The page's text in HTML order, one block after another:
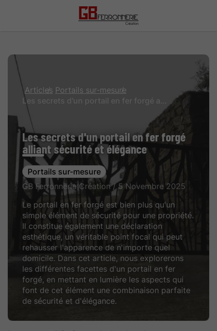
Articles Portails sur-mesure
Les secrets d'un portail en fer forgé alliant sécurité et élégance
Les secrets d'un portail en fer forgé
alliant sécurité et élégance
Portails sur-mesure
GB Ferronnerie Création / 5 Novembre 2025
Le portail en fer forgé est bien plus qu'un
simple élément de sécurité pour une propriété.
Il constitue également une déclaration
esthétique, un véritable point focal qui peut
rehausser l'apparence de n'importe quel
domicile. Dans cet article, nous explorerons
les différentes facettes d'un portail en fer
forgé, en mettant en lumière les aspects qui
font de cet élément une combinaison parfaite
de sécurité et d'élégance.